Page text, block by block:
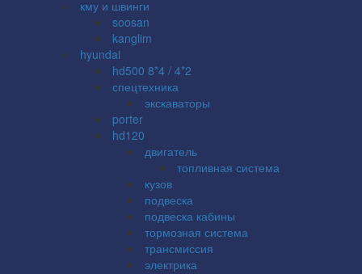
кму и швинги
soosan
kanglim
hyundai
hd500 8*4 / 4*2
спецтехника
экскаваторы
porter
hd120
двигатель
топливная система
кузов
подвеска
подвеска кабины
тормозная система
трансмиссия
электрика